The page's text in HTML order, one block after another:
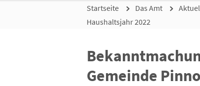
Startseite Das Amt
Haushaltsjahr 2022
Gemeinde